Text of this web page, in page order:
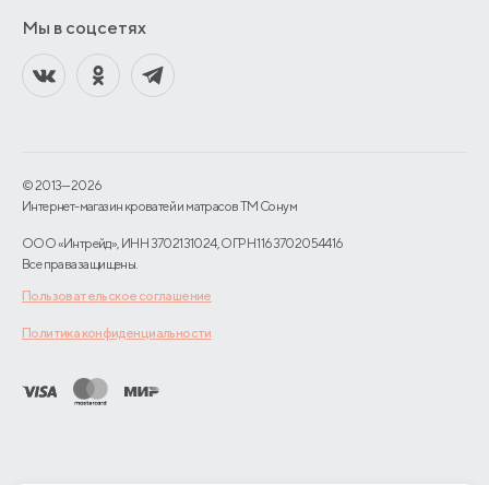
Мы в соцсетях
© 2013—2026
Интернет-магазин кроватей и матрасов TM Сонум
ООО «Интрейд», ИНН 3702131024, ОГРН 1163702054416
Все права защищены.
Пользовательское соглашение
Политика конфиденциальности